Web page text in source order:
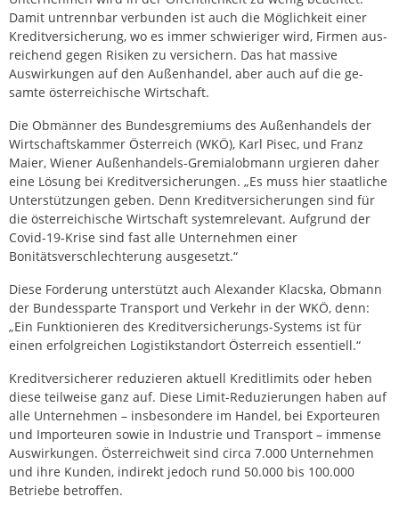
Damit untrennbar verbunden ist auch die Möglichkeit einer
Kredit­versicherung, wo es immer schwieriger wird, Firmen aus­
reichend gegen Risiken zu versichern. Das hat massive
Auswirkungen auf den Außen­handel, aber auch auf die ge­
samte österreichische Wirtschaft.
Die Obmänner des Bundesgremiums des Außenhandels der
Wirtschaftskammer Österreich (WKÖ), Karl Pisec, und Franz
Maier, Wiener Außenhandels-Gremialobmann urgieren daher
eine Lösung bei Kreditversicherungen. „Es muss hier staatliche
Unterstützungen geben. Denn Kreditversicherungen sind für
die österreichische Wirtschaft systemrelevant. Aufgrund der
Covid-19-Krise sind fast alle Unter­nehmen einer
Bonitätsverschlechterung ausgesetzt.“
Diese Forderung unterstützt auch Alexander Klacska, Obmann
der Bundessparte Transport und Verkehr in der WKÖ, denn:
„Ein Funktionieren des Kreditversicherungs-Systems ist für
einen erfolgreichen Logistikstandort Österreich essentiell.“
Kreditversicherer reduzieren aktuell Kreditlimits oder heben
diese teilweise ganz auf. Diese Limit-Reduzierungen haben auf
alle Unternehmen – insbesondere im Handel, bei Exporteu­ren
und Importeuren sowie in Industrie und Transport – immense
Auswirkungen. Österreichweit sind circa 7.000 Unternehmen
und ihre Kunden, indirekt jedoch rund 50.000 bis 100.000
Betriebe betroffen.